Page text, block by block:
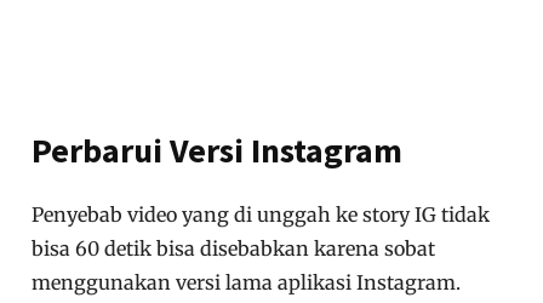
Perbarui Versi Instagram
Penyebab video yang di unggah ke story IG tidak
bisa 60 detik bisa disebabkan karena sobat
menggunakan versi lama aplikasi Instagram.